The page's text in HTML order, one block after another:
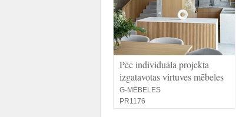
Pēc individuāla projekta
izgatavotas virtuves mēbeles
G-MĒBELES
PR1176